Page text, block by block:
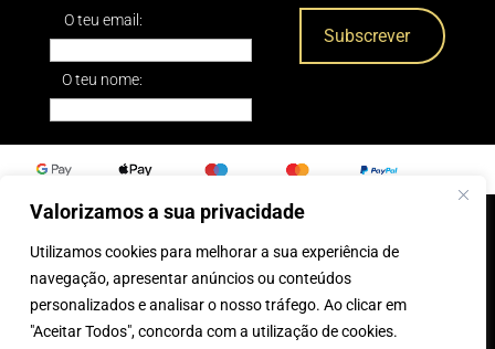
Valorizamos a sua privacidade
Utilizamos cookies para melhorar a sua experiência de
navegação, apresentar anúncios ou conteúdos
personalizados e analisar o nosso tráfego. Ao clicar em
"Aceitar Todos", concorda com a utilização de cookies.
O teu email:
O teu nome:
® 2025, Caparica Peles